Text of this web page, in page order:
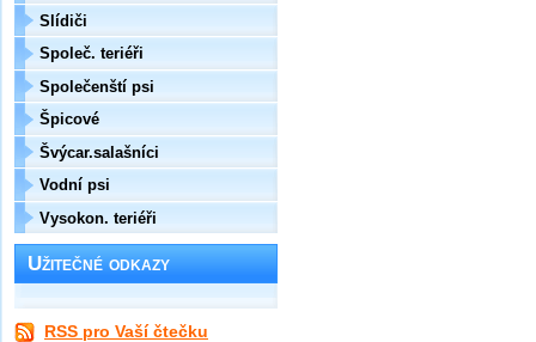
Slídiči
Společ. teriéři
Společenští psi
Špicové
Švýcar.salašníci
Vodní psi
Vysokon. teriéři
Užitečné odkazy
RSS pro Vaší čtečku